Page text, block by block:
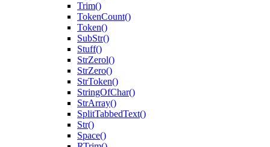
Trim()
TokenCount()
Token()
SubStr()
Stuff()
StrZerol()
StrZero()
StrToken()
StringOfChar()
StrArray()
SplitTabbedText()
Str()
Space()